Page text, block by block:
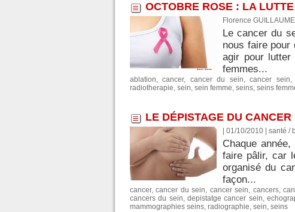
OCTOBRE ROSE : LA
Florence
Le cancer du
nous faire
agir pour lutter
femmes...
ablation,cancer, cancer du sein,cancer sein
radiotherapie, sein, sein femme, seins, seins
LE DÉPISTAGE DU CANCER
| 01/10/2010 santé /
Chaque
faire pâlir, car
organisé du
façon...
cancer,cancer du sein, cancer sein, cancers,
cancers du sein,depistatge cancer sein,
mammographies seins, radiographie, sein, seins